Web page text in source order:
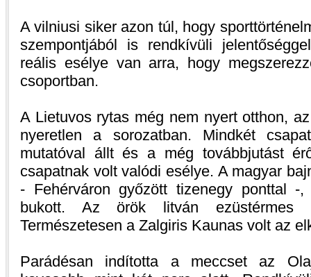
A vilniusi siker azon túl, hogy
szempontjából is rendkívüli
reális esélye van arra, hogy
csoportban.
A Lietuvos rytas még nem nyert otthon,
nyeretlen a sorozatban. Mindkét
mutatóval állt és a még továbbjutást
csapatnak volt valódi esélye. A magyar
- Fehérváron győzött tizenegy ponttal -
bukott. Az örök litván
Természetesen a Zalgiris Kaunas volt az
Parádésan indította a meccset az